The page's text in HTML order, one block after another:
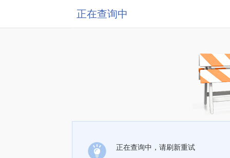
正在查询中
正在查询中，请刷新重试